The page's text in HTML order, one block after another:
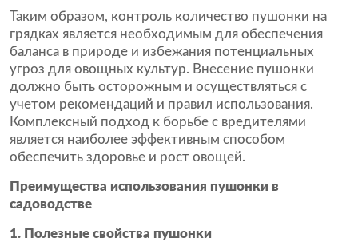
Таким образом, контроль количество пушонки на
грядках является необходимым для обеспечения
баланса в природе и избежания потенциальных
угроз для овощных культур. Внесение пушонки
должно быть осторожным и осуществляться с
учетом рекомендаций и правил использования.
Комплексный подход к борьбе с вредителями
является наиболее эффективным способом
обеспечить здоровье и рост овощей.
Преимущества использования пушонки в
садоводстве
1. Полезные свойства пушонки